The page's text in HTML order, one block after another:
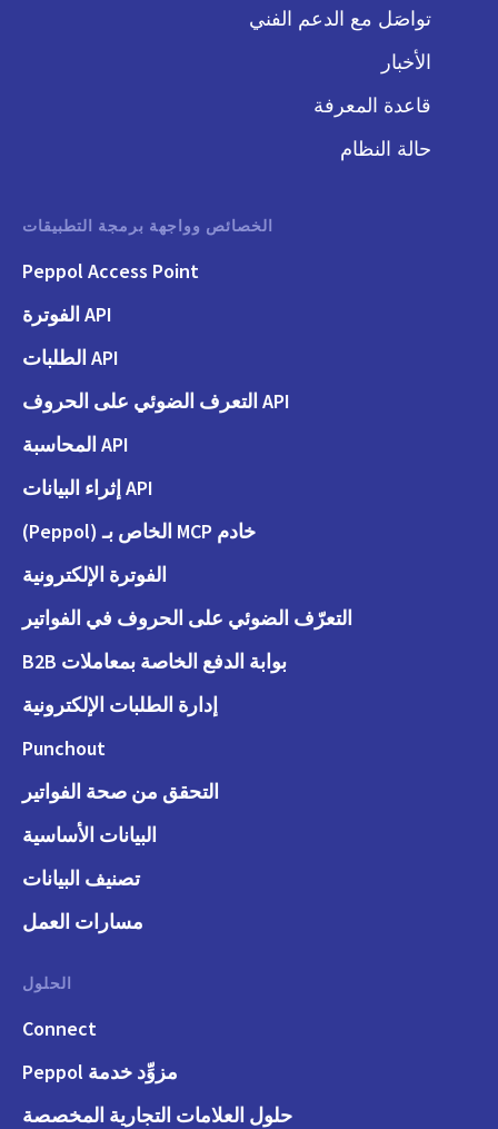
تواصَل مع الدعم الفني
الأخبار
قاعدة المعرفة
حالة النظام
الخصائص وواجهة برمجة التطبيقات
Peppol Access Point
API الفوترة
API الطلبات
API التعرف الضوئي على الحروف
API المحاسبة
API إثراء البيانات
خادم MCP الخاص بـ (Peppol)
الفوترة الإلكترونية
التعرّف الضوئي على الحروف في الفواتير
بوابة الدفع الخاصة بمعاملات B2B
إدارة الطلبات الإلكترونية
Punchout
التحقق من صحة الفواتير
البيانات الأساسية
تصنيف البيانات
مسارات العمل
الحلول
Connect
مزوِّد خدمة Peppol
حلول العلامات التجارية المخصصة